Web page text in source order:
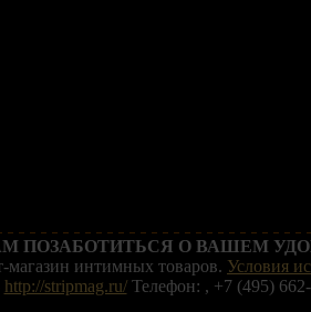
ПОЗАБОТИТЬСЯ О ВАШЕМ
магазин интимных товаров. Условия
http://stripmag.ru/Телефон: , +7 (495)